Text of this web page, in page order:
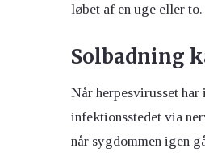
løbet af en uge eller
Solbadning
Når herpesvirusset
infektionsstedet via
når sygdommen igen